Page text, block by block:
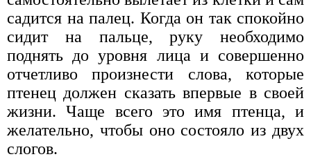
садится на палец. Когда он так спокойно
сидит на пальце, руку необходимо
поднять до уровня лица и совершенно
отчетливо произнести слова, которые
птенец должен сказать впервые в своей
жизни. Чаще всего это имя птенца, и
желательно, чтобы оно состояло из двух
слогов.